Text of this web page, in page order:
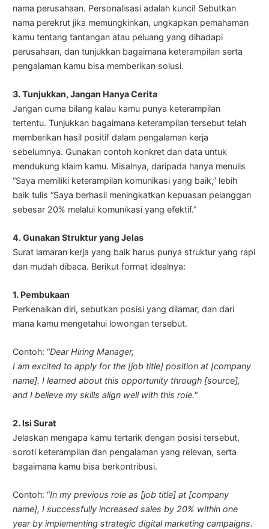
nama perusahaan. Personalisasi adalah kunci! Sebutkan
nama perekrut jika memungkinkan, ungkapkan pemahaman
kamu tentang tantangan atau peluang yang dihadapi
perusahaan, dan tunjukkan bagaimana keterampilan serta
pengalaman kamu bisa memberikan solusi.
3. Tunjukkan, Jangan Hanya Cerita
Jangan cuma bilang kalau kamu punya keterampilan
tertentu. Tunjukkan bagaimana keterampilan tersebut telah
memberikan hasil positif dalam pengalaman kerja
sebelumnya. Gunakan contoh konkret dan data untuk
mendukung klaim kamu. Misalnya, daripada hanya menulis
“Saya memiliki keterampilan komunikasi yang baik,” lebih
baik tulis “Saya berhasil meningkatkan kepuasan pelanggan
sebesar 20% melalui komunikasi yang efektif.”
4. Gunakan Struktur yang Jelas
Surat lamaran kerja yang baik harus punya struktur yang rapi
dan mudah dibaca. Berikut format idealnya:
1. Pembukaan
Perkenalkan diri, sebutkan posisi yang dilamar, dan dari
mana kamu mengetahui lowongan tersebut.
Contoh: “Dear Hiring Manager,
I am excited to apply for the [job title] position at [company
name]. I learned about this opportunity through [source],
and I believe my skills align well with this role.“
2. Isi Surat
Jelaskan mengapa kamu tertarik dengan posisi tersebut,
soroti keterampilan dan pengalaman yang relevan, serta
bagaimana kamu bisa berkontribusi.
Contoh: “In my previous role as [job title] at [company
name], I successfully increased sales by 20% within one
year by implementing strategic digital marketing campaigns.